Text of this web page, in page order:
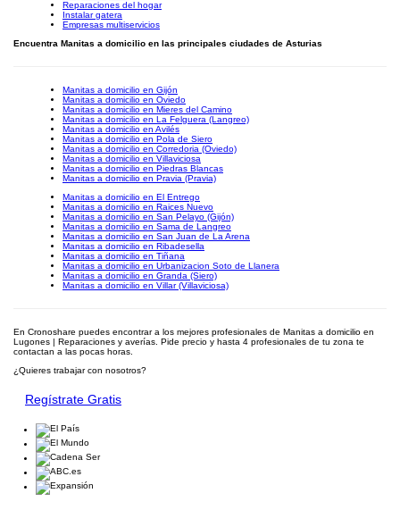
Reparaciones del hogar
Instalar gatera
Empresas multiservicios
Encuentra Manitas a domicilio en las principales ciudades de Asturias
Manitas a domicilio en Gijón
Manitas a domicilio en Oviedo
Manitas a domicilio en Mieres del Camino
Manitas a domicilio en La Felguera (Langreo)
Manitas a domicilio en Avilés
Manitas a domicilio en Pola de Siero
Manitas a domicilio en Corredoria (Oviedo)
Manitas a domicilio en Villaviciosa
Manitas a domicilio en Piedras Blancas
Manitas a domicilio en Pravia (Pravia)
Manitas a domicilio en El Entrego
Manitas a domicilio en Raices Nuevo
Manitas a domicilio en San Pelayo (Gijón)
Manitas a domicilio en Sama de Langreo
Manitas a domicilio en San Juan de La Arena
Manitas a domicilio en Ribadesella
Manitas a domicilio en Tiñana
Manitas a domicilio en Urbanizacion Soto de Llanera
Manitas a domicilio en Granda (Siero)
Manitas a domicilio en Villar (Villaviciosa)
En Cronoshare puedes encontrar a los mejores profesionales de Manitas a domicilio en
Lugones | Reparaciones y averías. Pide precio y hasta 4 profesionales de tu zona te
contactan a las pocas horas.
¿Quieres trabajar con nosotros?
Regístrate Gratis